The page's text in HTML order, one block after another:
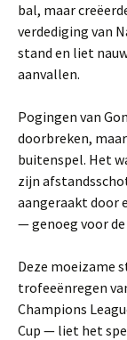
bal, maar
verdediging van
stand en liet
aanvallen.
Pogingen van
doorbreken,
buitenspel. Het
zijn
aangeraakt door
— genoeg voor
Deze moeizame
trofeeënregen
Champions
Cup — liet het